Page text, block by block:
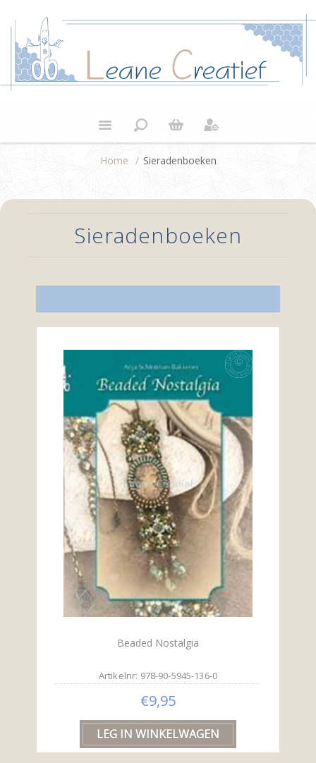
Home / Sieradenboeken
Sieradenboeken
Beaded Nostalgia
Artikelnr: 978-90-5945-136-0
€9,95